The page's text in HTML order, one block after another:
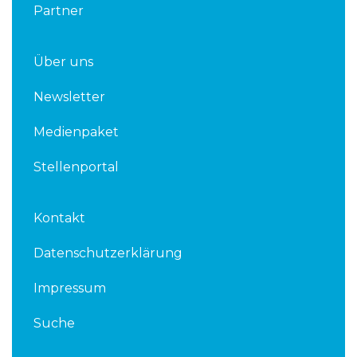
Partner
Über uns
Newsletter
Medienpaket
Stellenportal
Kontakt
Datenschutzerklärung
Impressum
Suche